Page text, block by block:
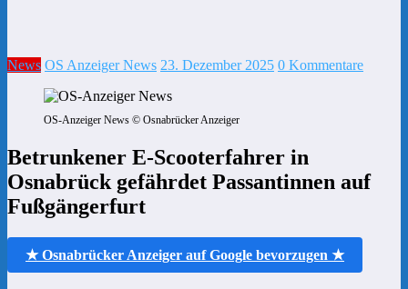
News OS Anzeiger News 23. Dezember 2025 0 Kommentare
OS-Anzeiger News © Osnabrücker Anzeiger
Betrunkener E-Scooterfahrer in
Osnabrück gefährdet Passantinnen auf
Fußgängerfurt
★ Osnabrücker Anzeiger auf Google bevorzugen ★